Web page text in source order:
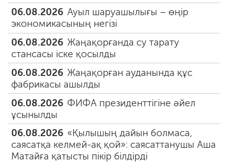
06.08.2026 Ауыл шаруашылығы – өңір
экономикасының негізі
06.08.2026 Жаңақорғанда су тарату
стансасы іске қосылды
06.08.2026 Жаңақорған ауданында құс
фабрикасы ашылды
06.08.2026 ФИФА президенттігіне әйел
ұсынылды
06.08.2026 «Қылышың дайын болмаса,
саясатқа келмей-ақ қой»: саясаттанушы Аша
Матайға қатысты пікір білдірді